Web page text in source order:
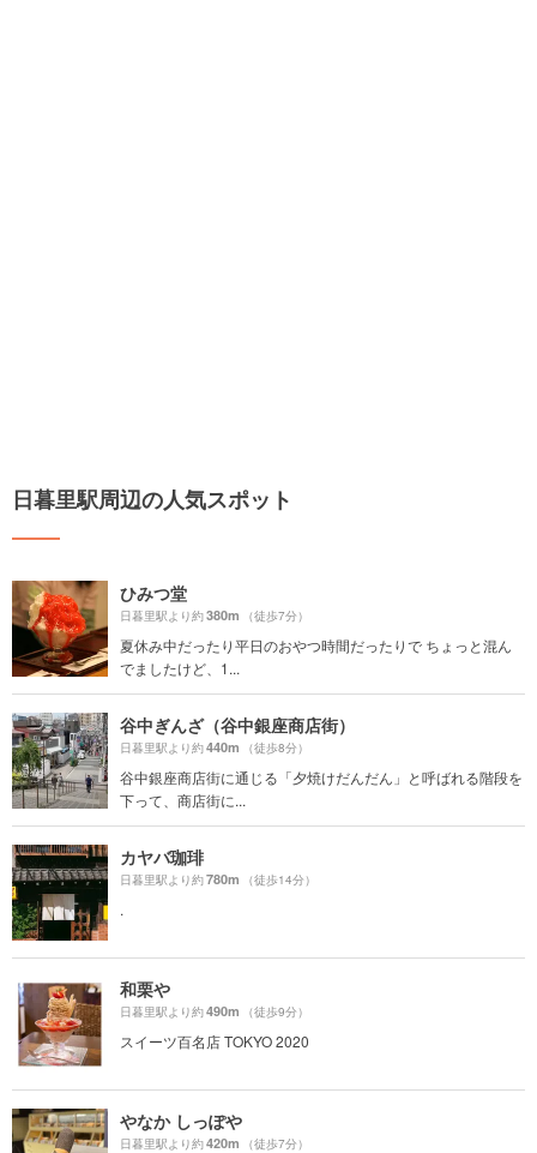
日暮里駅周辺の人気スポット
ひみつ堂
日暮里駅より約380m （徒歩7分）
夏休み中だったり平日のおやつ時間だったりで ちょっと混ん
でましたけど、1...
谷中ぎんざ（谷中銀座商店街）
日暮里駅より約440m （徒歩8分）
谷中銀座商店街に通じる「夕焼けだんだん」と呼ばれる階段を
下って、商店街に...
カヤバ珈琲
日暮里駅より約780m （徒歩14分）
.
和栗や
日暮里駅より約490m （徒歩9分）
スイーツ百名店 TOKYO 2020
やなか しっぽや
日暮里駅より約420m （徒歩7分）